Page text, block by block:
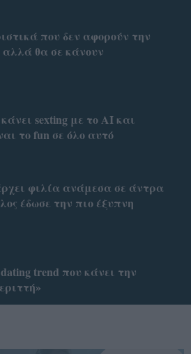
που δεν αφορούν την
θα σε κάνουν
sexting με το AI και
το fun σε όλο αυτό
φιλία ανάμεσα σε άντρα
έδωσε την πιο έξυπνη
trend που κάνει την